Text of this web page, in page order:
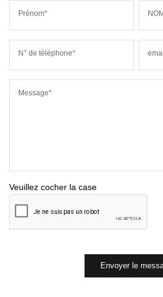
Prénom*
N° de téléphone*
Message*
Veuillez cocher la case
Envoyer le